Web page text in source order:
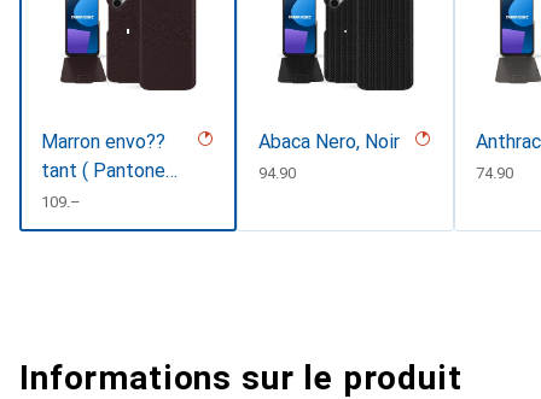
Marron envo??
tant ( Pantone
#4e3629 )
CHF
109.–
Abaca Nero, Noir
CHF
94.90 CHF
74.90
Informations sur le produit